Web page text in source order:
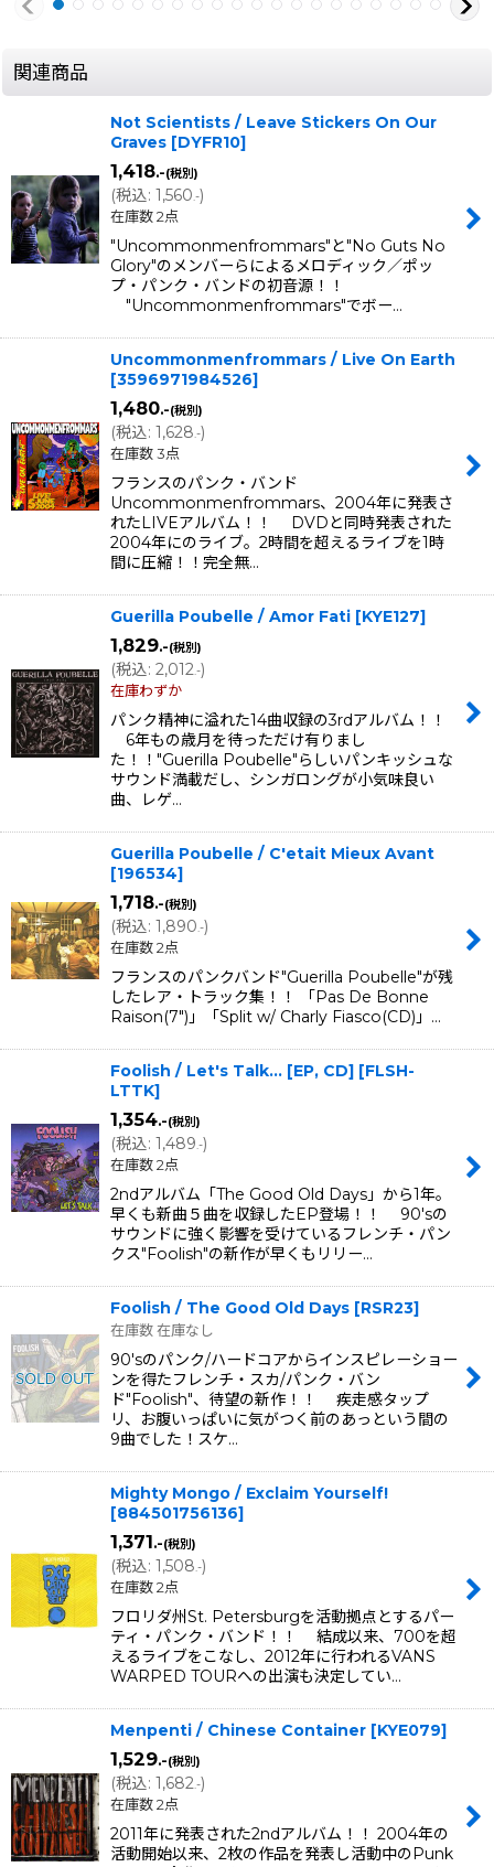
関連商品
Not Scientists / Leave Stickers On Our
Graves [DYFR10]
1,418.-(税別)
(税込: 1,560.-)
在庫数 2点
"Uncommonmenfrommars"と"No Guts No
Glory"のメンバーらによるメロディック／ポッ
プ・パンク・バンドの初音源！！
"Uncommonmenfrommars"でボー…
Uncommonmenfrommars / Live On Earth
[3596971984526]
1,480.-(税別)
(税込: 1,628.-)
在庫数 3点
フランスのパンク・バンド
Uncommonmenfrommars、2004年に発表さ
れたLIVEアルバム！！ DVDと同時発表された
2004年にのライブ。2時間を超えるライブを1時
間に圧縮！！完全無…
Guerilla Poubelle / Amor Fati [KYE127]
1,829.-(税別)
(税込: 2,012.-)
在庫わずか
パンク精神に溢れた14曲収録の3rdアルバム！！
6年もの歳月を待っただけ有りまし
た！！"Guerilla Poubelle"らしいパンキッシュな
サウンド満載だし、シンガロングが小気味良い
曲、レゲ…
Guerilla Poubelle / C'etait Mieux Avant
[196534]
1,718.-(税別)
(税込: 1,890.-)
在庫数 2点
フランスのパンクバンド"Guerilla Poubelle"が残
したレア・トラック集！！ 「Pas De Bonne
Raison(7")」「Split w/ Charly Fiasco(CD)」…
Foolish / Let's Talk... [EP, CD] [FLSH-
LTTK]
1,354.-(税別)
(税込: 1,489.-)
在庫数 2点
2ndアルバム「The Good Old Days」から1年。
早くも新曲５曲を収録したEP登場！！ 90'sの
サウンドに強く影響を受けているフレンチ・パン
クス"Foolish"の新作が早くもリリー…
Foolish / The Good Old Days [RSR23]
在庫数 在庫なし
90'sのパンク/ハードコアからインスピレーショー
ンを得たフレンチ・スカ/パンク・バン
ド"Foolish"、待望の新作！！ 疾走感タップ
リ、お腹いっぱいに気がつく前のあっという間の
9曲でした！スケ…
Mighty Mongo / Exclaim Yourself!
[884501756136]
1,371.-(税別)
(税込: 1,508.-)
在庫数 2点
フロリダ州St. Petersburgを活動拠点とするパー
ティ・パンク・バンド！！ 結成以来、700を超
えるライブをこなし、2012年に行われるVANS
WARPED TOURへの出演も決定してい…
Menpenti / Chinese Container [KYE079]
1,529.-(税別)
(税込: 1,682.-)
在庫数 2点
2011年に発表された2ndアルバム！！ 2004年の
活動開始以来、2枚の作品を発表し活動中のPunk